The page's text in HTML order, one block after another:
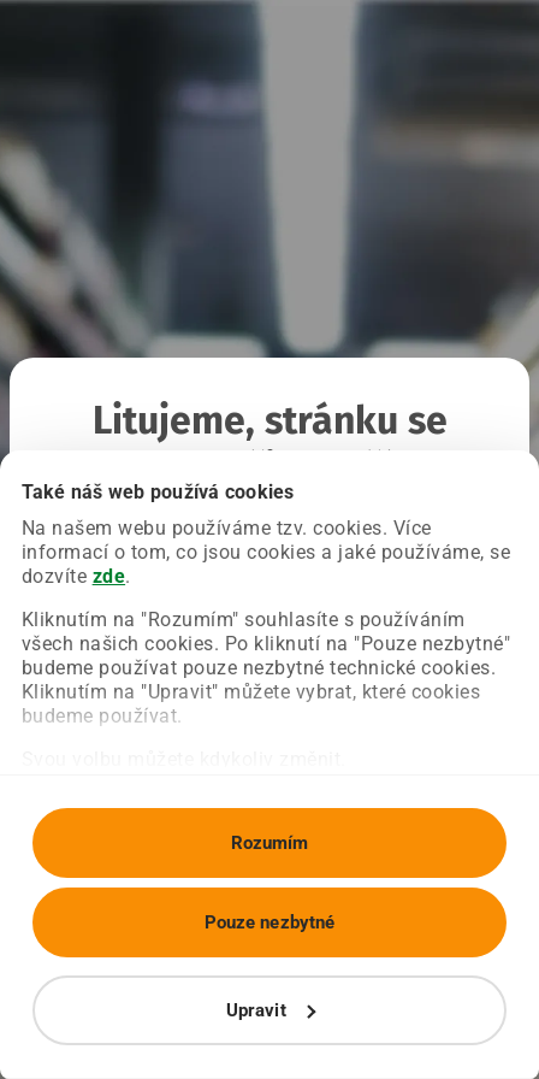
Také náš web používá cookies
Na našem webu používáme tzv. cookies. Více
informací o tom, co jsou cookies a jaké používáme, se
dozvíte zde.
Kliknutím na "Rozumím" souhlasíte s používáním
všech našich cookies. Po kliknutí na "Pouze nezbytné"
budeme používat pouze nezbytné technické cookies.
Kliknutím na "Upravit" můžete vybrat, které cookies
budeme používat.
Rozumím
Upravit
Pouze nezbytné
Litujeme, stránku se
Chyba nastala na naší straně a už ji opravujeme.
Zkuste prosím znovu načíst požadovanou stránku.
Obnovit stránku Úvodní strana